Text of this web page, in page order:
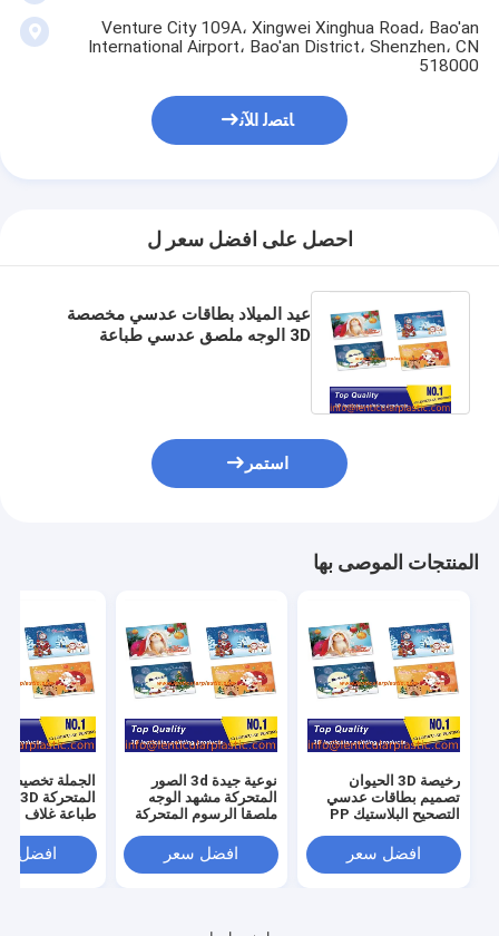
Venture City 109A، Xingwei Xinghua Road، Bao'an
International Airport، Bao'an District، Shenzhen، CN
518000
ﺎﺘﺼﻟ ﺍﻶﻧ
احصل على افضل سعر ل
عيد الميلاد بطاقات عدسي مخصصة
3D الوجه ملصق عدسي طباعة
استمر
المنتجات الموصى بها
رخيصة 3D الحيوان
تصميم بطاقات عدسي
التصحيح البلاستيك PP
عدسي طباعة ملصق
عدسي للملابس
افضل سعر
نوعية جيدة 3d الصور
المتحركة مشهد الوجه
ملصقا الرسوم المتحركة
الإشارات المرجعية
افضل سعر
الجملة تخصيص
بطاقات الوجه
افضل